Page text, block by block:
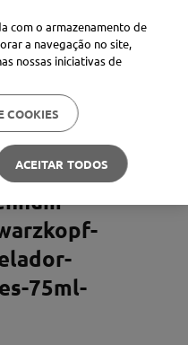
75ml-
com o armazenamento de
a navegação no site,
nossas iniciativas de
COOKIES
ACEITAR TODOS